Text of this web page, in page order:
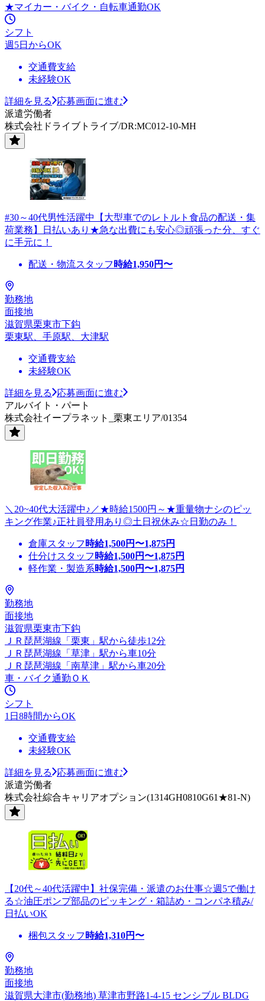
★マイカー・バイク・自転車通勤OK
シフト
週5日からOK
交通費支給
未経験OK
詳細を見る
応募画面に進む
派遣労働者
株式会社ドライブトライブ/DR:MC012-10-MH
#30～40代男性活躍中【大型車でのレトルト食品の配送・集
荷業務】日払いあり★急な出費にも安心◎頑張った分、すぐ
に手元に！
配送・物流スタッフ 時給1,950円〜
勤務地
面接地
滋賀県栗東市下鈎
栗東駅、手原駅、大津駅
交通費支給
未経験OK
詳細を見る
応募画面に進む
アルバイト・パート
株式会社イープラネット_栗東エリア/01354
＼20~40代大活躍中♪／★時給1500円～★重量物ナシのピッ
キング作業♪正社員登用あり◎土日祝休み☆日勤のみ！
倉庫スタッフ 時給1,500円〜1,875円
仕分けスタッフ 時給1,500円〜1,875円
軽作業・製造系時給1,500円〜1,875円
勤務地
面接地
滋賀県栗東市下鈎
ＪＲ琵琶湖線「栗東」駅から徒歩12分
ＪＲ琵琶湖線「草津」駅から車10分
ＪＲ琵琶湖線「南草津」駅から車20分
車・バイク通勤ＯＫ
シフト
1日8時間からOK
交通費支給
未経験OK
詳細を見る
応募画面に進む
派遣労働者
株式会社綜合キャリアオプション(1314GH0810G61★81-N)
【20代～40代活躍中】社保完備・派遣のお仕事☆週5で働け
る☆油圧ポンプ部品のピッキング・箱詰め・コンパネ積み/
日払いOK
梱包スタッフ 時給1,310円〜
勤務地
面接地
滋賀県大津市(勤務地) 草津市野路1-4-15 センシブル BLDG